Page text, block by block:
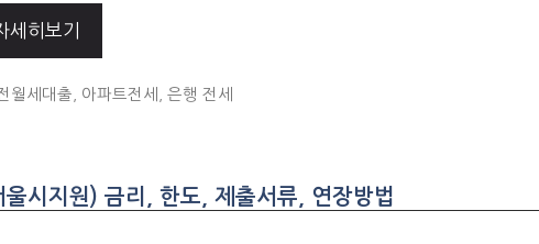
세히보기
월세대출 아파트전세 ,은행 전세
시지원) 금리, 한도, 제출서류, 연장방법